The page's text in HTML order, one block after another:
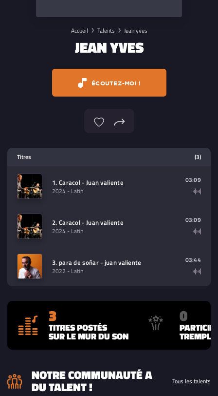
Accueil Talents Jean yves
JEAN YVES
ÉCOUTEZ-MOI !
contenu à lire (audio/video)
Titres (3)
1. Caracol - Juan valiente
2024 - Latin
03:09
2. Caracol - Juan valiente
2024 - Latin
03:09
3. para de soñar - juan valiente
2022 - Latin
03:44
3
TITRES POSTÉS
SUR LE MUR DU SON
0
NOTRE COMMUNAUTÉ A
DU TALENT ! Tous les talents